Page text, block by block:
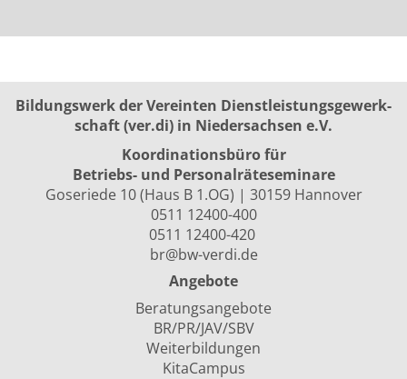
Bildungswerk der Vereinten Dienst­leis­tungs­ge­werk­
schaft (ver.di) in Niedersachsen e.V.
Koordinationsbüro für
Betriebs- und Personalräte­seminare
Goseriede 10 (Haus B 1.OG) | 30159 Hannover
0511 12400-400
0511 12400-420
br@bw-verdi.de
Angebote
Beratungsangebote
BR/PR/JAV/SBV
Weiterbildungen
KitaCampus